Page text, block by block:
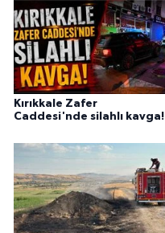
Kırıkkale Zafer
Caddesi'nde silahlı kavga!